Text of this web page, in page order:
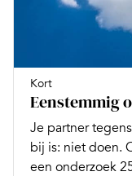
Kort
Eenstemmig
Je partner
bij is: niet doen.
een onderzoek